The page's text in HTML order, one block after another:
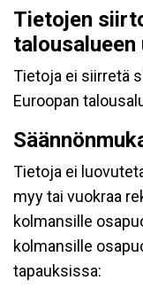
Tietojen
Tietoja ei siirretä
Euroopan
Tietoja ei
myy tai vuokraa
kolmansille
kolmansille
tapauksissa: